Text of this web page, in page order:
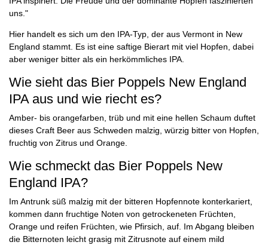
uns."
Hier handelt es sich um den IPA-Typ, der aus Vermont in New
England stammt. Es ist eine saftige Bierart mit viel Hopfen, dabei
aber weniger bitter als ein herkömmliches IPA.
Wie sieht das Bier Poppels New England
IPA aus und wie riecht es?
Amber- bis orangefarben, trüb und mit eine hellen Schaum duftet
dieses Craft Beer aus Schweden malzig, würzig bitter von Hopfen,
fruchtig von Zitrus und Orange.
Wie schmeckt das Bier Poppels New
England IPA?
Im Antrunk süß malzig mit der bitteren Hopfennote konterkariert,
kommen dann fruchtige Noten von getrockeneten Früchten,
Orange und reifen Früchten, wie Pfirsich, auf. Im Abgang bleiben
die Bitternoten leicht grasig mit Zitrusnote auf einem mild